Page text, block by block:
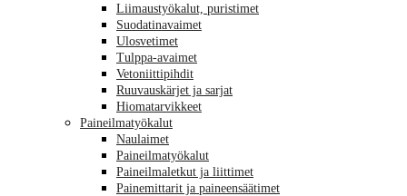
Liimaustyökalut, puristimet
Suodatinavaimet
Ulosvetimet
Tulppa-avaimet
Vetoniittipihdit
Ruuvauskärjet ja sarjat
Hiomatarvikkeet
Paineilmatyökalut
Naulaimet
Paineilmatyökalut
Paineilmaletkut ja liittimet
Painemittarit ja paineensäätimet